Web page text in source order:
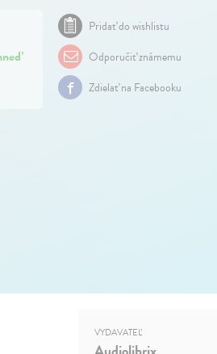
Pridať do wishlistu
Odporučiť známemu
Zdielať na Facebooku
VYDAVATEĽ